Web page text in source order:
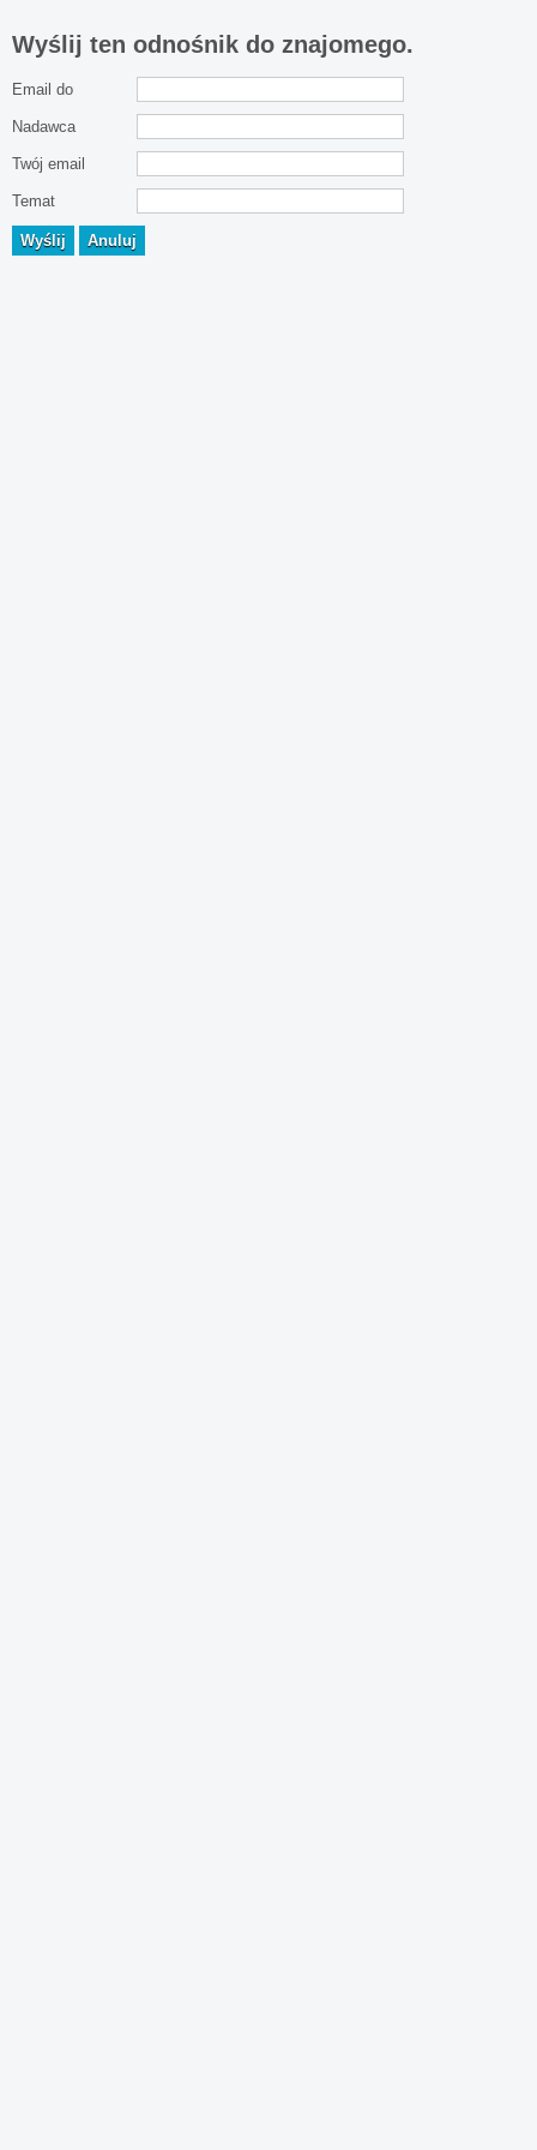
Wyślij ten odnośnik do znajomego.
Email do
Nadawca
Twój email
Temat
Wyślij Anuluj